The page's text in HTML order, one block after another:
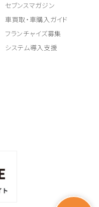
セブンスマガジン
車買取・車購入ガイド
フランチャイズ募集
システム導入支援